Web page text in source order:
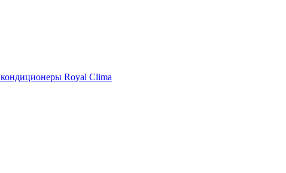
Royal Clima